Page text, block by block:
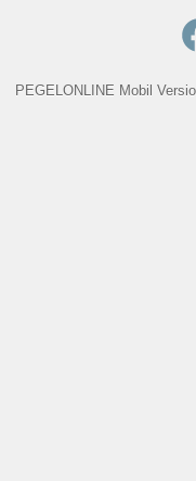
PEGELONLINE Mobil